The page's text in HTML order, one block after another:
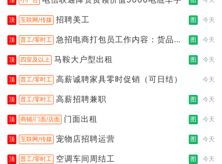
顶 互联网/传媒 招聘美工 图 今天
顶 普工/零时工 急招电商打包员工作内容：货品分
图 今天
顶 四室及以上 马鞍大户型出租 图 今天
顶 普工/零时工 高薪诚聘家具零时促销（可日结） 今天
顶 普工/零时工 高薪招聘兼职 图 今天
顶 商铺/门面/店面 门面出租 图 今天
顶 互联网/传媒 宠物店招聘运营 图 今天
顶 普工/零时工 空调车间周结工 图 今天